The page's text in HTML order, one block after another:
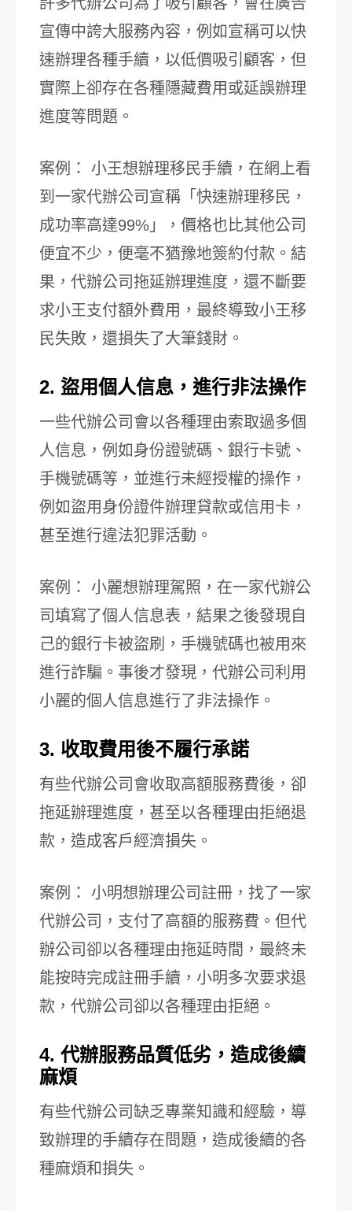
許多代辦公司為了吸引顧客，會在廣告
宣傳中誇大服務內容，例如宣稱可以快
速辦理各種手續，以低價吸引顧客，但
實際上卻存在各種隱藏費用或延誤辦理
進度等問題。
案例： 小王想辦理移民手續，在網上看
到一家代辦公司宣稱「快速辦理移民，
成功率高達99%」，價格也比其他公司
便宜不少，便毫不猶豫地簽約付款。結
果，代辦公司拖延辦理進度，還不斷要
求小王支付額外費用，最終導致小王移
民失敗，還損失了大筆錢財。
2. 盜用個人信息，進行非法操作
一些代辦公司會以各種理由索取過多個
人信息，例如身份證號碼、銀行卡號、
手機號碼等，並進行未經授權的操作，
例如盜用身份證件辦理貸款或信用卡，
甚至進行違法犯罪活動。
案例： 小麗想辦理駕照，在一家代辦公
司填寫了個人信息表，結果之後發現自
己的銀行卡被盜刷，手機號碼也被用來
進行詐騙。事後才發現，代辦公司利用
小麗的個人信息進行了非法操作。
3. 收取費用後不履行承諾
有些代辦公司會收取高額服務費後，卻
拖延辦理進度，甚至以各種理由拒絕退
款，造成客戶經濟損失。
案例： 小明想辦理公司註冊，找了一家
代辦公司，支付了高額的服務費。但代
辦公司卻以各種理由拖延時間，最終未
能按時完成註冊手續，小明多次要求退
款，代辦公司卻以各種理由拒絕。
4. 代辦服務品質低劣，造成後續
麻煩
有些代辦公司缺乏專業知識和經驗，導
致辦理的手續存在問題，造成後續的各
種麻煩和損失。